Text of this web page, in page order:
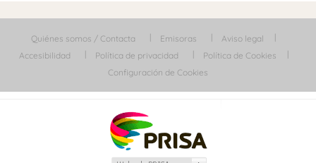
Quiénes somos / Contacta Emisoras
Aviso legal
Accesibilidad
Política de privacidad
Política de Cookies
Configuración de Cookies